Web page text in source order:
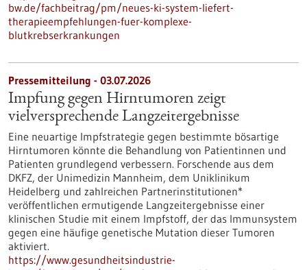
bw.de/fachbeitrag/pm/neues-ki-system-liefert-
therapieempfehlungen-fuer-komplexe-
blutkrebserkrankungen
Pressemitteilung - 03.07.2026
Impfung gegen Hirntumoren zeigt
vielversprechende Langzeitergebnisse
Eine neuartige Impfstrategie gegen bestimmte bösartige
Hirntumoren könnte die Behandlung von Patientinnen und
Patienten grundlegend verbessern. Forschende aus dem
DKFZ, der Unimedizin Mannheim, dem Uniklinikum
Heidelberg und zahlreichen Partnerinstitutionen*
veröffentlichen ermutigende Langzeitergebnisse einer
klinischen Studie mit einem Impfstoff, der das Immunsystem
gegen eine häufige genetische Mutation dieser Tumoren
aktiviert.
https://www.gesundheitsindustrie-